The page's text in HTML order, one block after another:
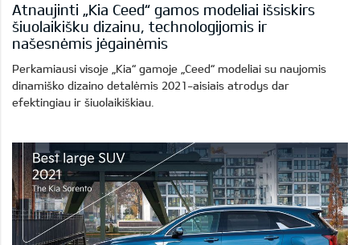
Atnaujinti „Kia Ceed“ gamos modeliai išsiskirs
šiuolaikišku dizainu, technologijomis ir
našesnėmis jėgainėmis
Perkamiausi visoje „Kia“ gamoje „Ceed“ modeliai su naujomis
dinamiško dizaino detalėmis 2021-aisiais atrodys dar
efektingiau ir šiuolaikiškiau.